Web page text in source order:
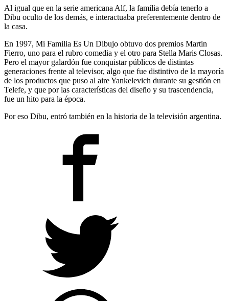
Al igual que en la serie americana Alf, la familia debía tenerlo a
Dibu oculto de los demás, e interactuaba preferentemente dentro de
la casa.
En 1997, Mi Familia Es Un Dibujo obtuvo dos premios Martin
Fierro, uno para el rubro comedia y el otro para Stella Maris Closas.
Pero el mayor galardón fue conquistar públicos de distintas
generaciones frente al televisor, algo que fue distintivo de la mayoría
de los productos que puso al aire Yankelevich durante su gestión en
Telefe, y que por las características del diseño y su trascendencia,
fue un hito para la época.
Por eso Dibu, entró también en la historia de la televisión argentina.